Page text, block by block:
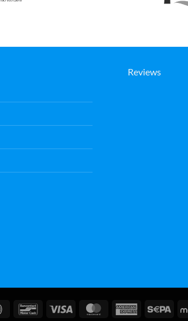
Reviews
IDeal BancontactVisto MasterCardAmerican Sepa